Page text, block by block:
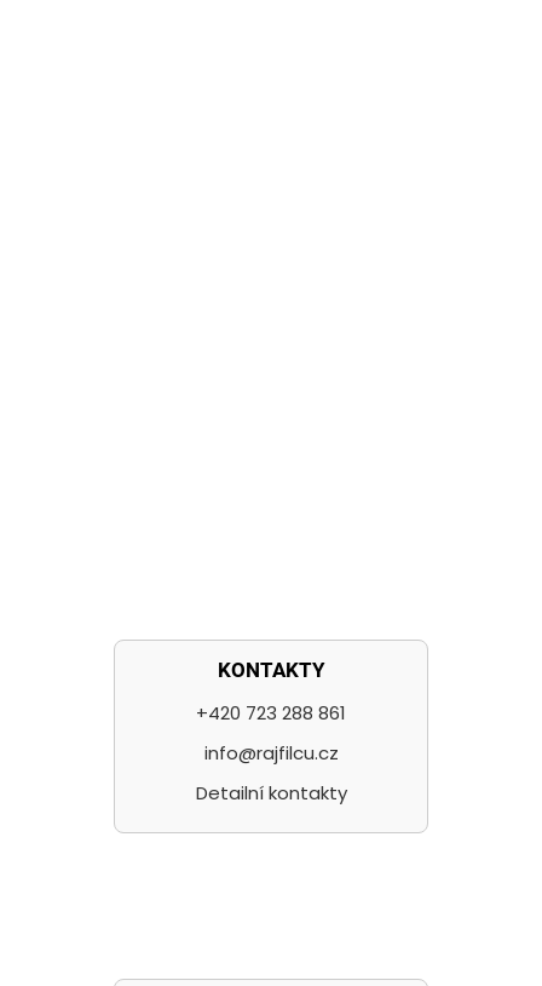
KONTAKTY
+420 723 288 861
info@rajfilcu.cz
Detailní kontakty